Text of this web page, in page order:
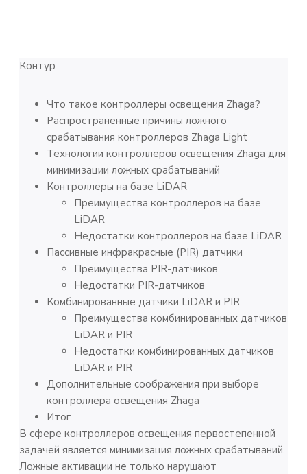
Контур
Что такое контроллеры освещения Zhaga?
Распространенные причины ложного
срабатывания контроллеров Zhaga Light
Технологии контроллеров освещения Zhaga для
минимизации ложных срабатываний
Контроллеры на базе LiDAR
Преимущества контроллеров на базе
LiDAR
Недостатки контроллеров на базе LiDAR
Пассивные инфракрасные (PIR) датчики
Преимущества PIR-датчиков
Недостатки PIR-датчиков
Комбинированные датчики LiDAR и PIR
Преимущества комбинированных датчиков
LiDAR и PIR
Недостатки комбинированных датчиков
LiDAR и PIR
Дополнительные соображения при выборе
контроллера освещения Zhaga
Итог
В сфере контроллеров освещения первостепенной
задачей является минимизация ложных срабатываний.
Ложные активации не только нарушают